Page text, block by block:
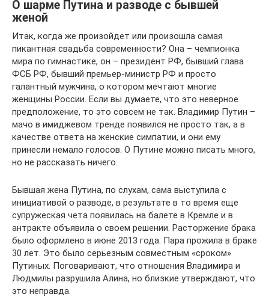
О шарме Путина и разводе с бывшей
женой
Итак, когда же произойдет или произошла самая
пикантная свадьба современности? Она – чемпионка
мира по гимнастике, он – президент РФ, бывший глава
ФСБ РФ, бывший премьер-министр РФ и просто
галантный мужчина, о котором мечтают многие
женщины России. Если вы думаете, что это неверное
предположение, то это совсем не так. Владимир Путин –
мачо в имиджевом тренде появился не просто так, а в
качестве ответа на женские симпатии, и они ему
принесли немало голосов. О Путине можно писать много,
но не рассказать ничего.
Бывшая жена Путина, по слухам, сама выступила с
инициативой о разводе, в результате в то время еще
супружеская чета появилась на балете в Кремле и в
антракте объявила о своем решении. Расторжение брака
было оформлено в июне 2013 года. Пара прожила в браке
30 лет. Это было серьезным совместным «сроком»
Путиных. Поговаривают, что отношения Владимира и
Людмилы разрушила Алина, но близкие утверждают, что
это неправда.